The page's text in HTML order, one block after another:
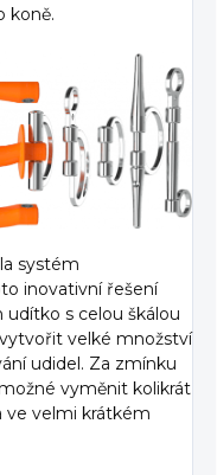
koně.
systém
inovativní řešení
s celou škálou
velké množství
udidel. Za zmínku
vyměnit kolikrát
ve velmi krátkém